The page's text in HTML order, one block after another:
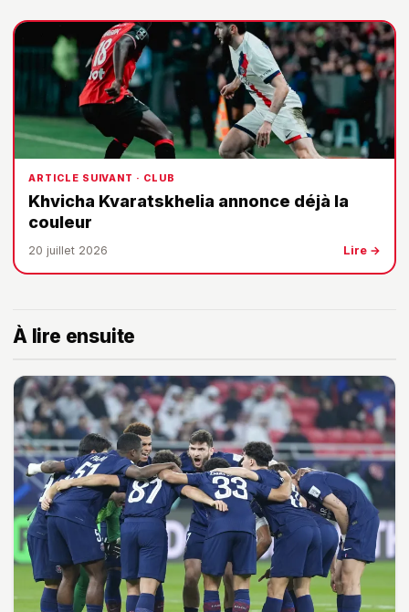
ARTICLE SUIVANT · CLUB
Khvicha Kvaratskhelia annonce déjà la
couleur
20 juillet 2026 Lire →
À lire ensuite